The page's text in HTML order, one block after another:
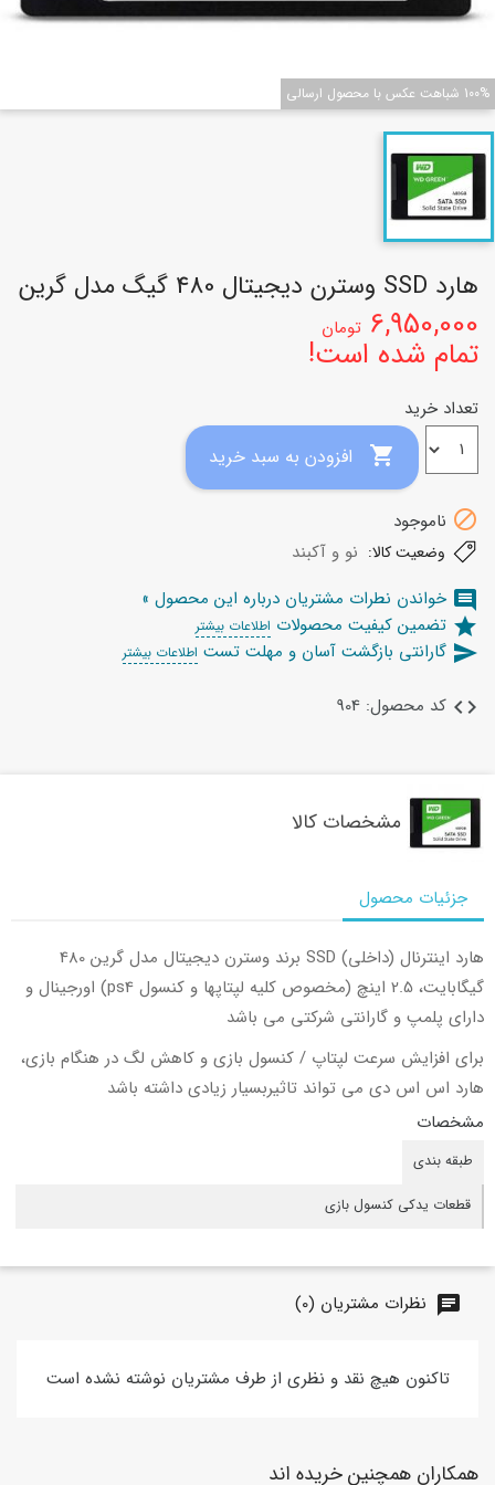
100% شباهت عکس با محصول ارسالی
هارد SSD وسترن دیجیتال 480 گیگ مدل گرین
6,950,000 تومان
تمام شده است!
تعداد خرید

 ناموجود
وضعیت کالا: نو و آکبند
comment خواندن نطرات مشتریان درباره این محصول »
star تضمین کیفیت محصولات اطلاعات بیشتر
send گارانتی بازگشت آسان و مهلت تست اطلاعات بیشتر
code کد محصول: 904
مشخصات کالا
جزئیات محصول
هارد اینترنال (داخلی) SSD برند وسترن دیجیتال مدل گرین 480
گیگابایت، 2.5 اینچ (مخصوص کلیه لپتاپها و کنسول ps4) اورجینال و
دارای پلمپ و گارانتی شرکتی می باشد
برای افزایش سرعت لپتاپ / کنسول بازی و کاهش لگ در هنگام بازی،
هارد اس اس دی می تواند تاثیربسیار زیادی داشته باشد
مشخصات
طبقه بندی
قطعات یدکی کنسول بازی
chat نظرات مشتریان (0)
تاکنون هیچ نقد و نظری از طرف مشتریان نوشته نشده است
همکاران همچنین خریده اند